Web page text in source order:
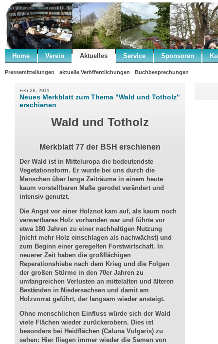
Home Verein Aktuelles Service Sponsoren
Pressemitteilungen aktuelle Veröffentlichungen Buchbesprechungen
Feb 28, 2011
Neues Merkblatt zum Thema "Wald und Totholz"
erschienen
Wald und Totholz
Merkblatt 77 der BSH erschienen
Der Wald ist in Mitteluropa die bedeutendste
Vegetationsform. Er wurde bei uns durch die
Menschen über lange Zeiträume in einem heute
kaum vorstellbaren Maße gerodet verändert und
intensiv genutzt.
Die Angst vor einer Holznot kam auf, als kaum noch
verwertbares Holz vorhanden war und führte vor
etwa 180 Jahren zu einer nachhaltigen Nutzung
(nicht mehr Holz einschlagen als nachwächst) und
zum Beginn einer geregelten Forstwirtschaft. In
neuerer Zeit haben die großflächigen
Reperationshiebe nach dem Krieg und die Folgen
der großen Stürme in den 70er Jahren zu
umfangreichen Verlusten an mittelalten und älteren
Beständen in Niedersachsen und damit am
Holzvorrat geführt, der langsam wieder ansteigt.
Ohne menschlichen Einfluss würde sich der Wald
viele Flächen wieder zurückerobern. Dies ist
besonders bei Heidflächen (Caluna Vulgaris) zu
sehen: Hier fliegen immer wieder die Samen von